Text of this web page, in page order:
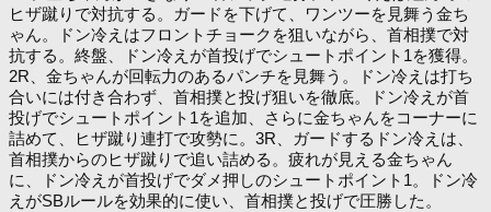
ヒザ蹴りで対抗する。ガードを下げて、ワンツーを見舞う金ち
ゃん。ドン冷えはフロントチョークを狙いながら、首相撲で対
抗する。終盤、ドン冷えが首投げでシュートポイント1を獲得。
2R、金ちゃんが回転力のあるパンチを見舞う。ドン冷えは打ち
合いには付き合わず、首相撲と投げ狙いを徹底。ドン冷えが首
投げでシュートポイント1を追加、さらに金ちゃんをコーナーに
詰めて、ヒザ蹴り連打で攻勢に。3R、ガードするドン冷えは、
首相撲からのヒザ蹴りで追い詰める。疲れが見える金ちゃん
に、ドン冷えが首投げでダメ押しのシュートポイント1。ドン冷
えがSBルールを効果的に使い、首相撲と投げで圧勝した。